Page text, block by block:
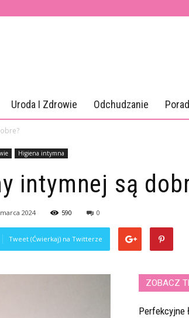
Uroda I Zdrowie Odchudzanie
Higiena intymna
intymnej są
2024 590 0
Tweet (Ćwierkaj) na Twitterze
ZOBACZ
Perfekcyjne